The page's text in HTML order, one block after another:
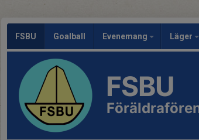
FSBU Goalball Evenemang Läger
FSBU